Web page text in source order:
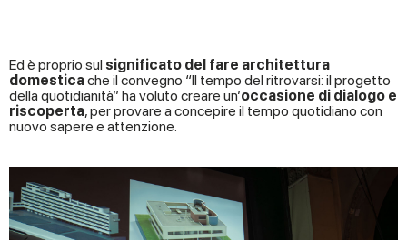
Ed è proprio sul significato del fare architettura
domesticache il convegno “Il tempo del ritrovarsi: il progetto
della quotidianità” ha voluto creare un’occasione di dialogo e
riscoperta, per provare a concepire il tempo quotidiano con
nuovo sapere e attenzione.